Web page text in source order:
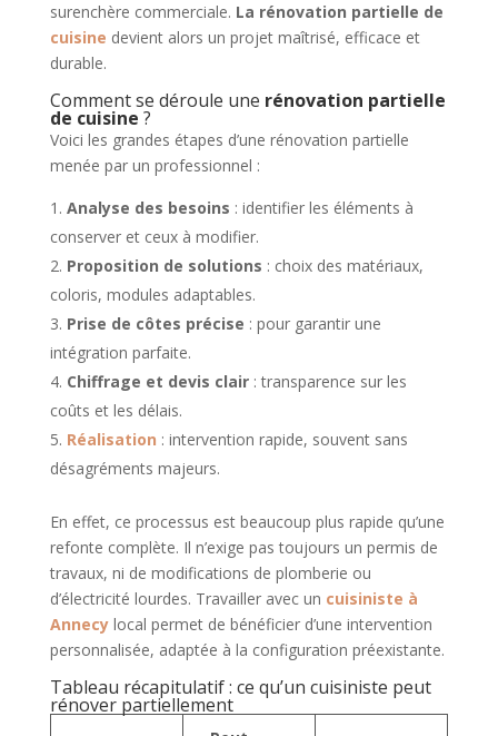
surenchère commerciale. La rénovation partielle de
cuisine devient alors un projet maîtrisé, efficace et
durable.
Comment se déroule une rénovation partielle
de cuisine ?
Voici les grandes étapes d’une rénovation partielle
menée par un professionnel :
Analyse des besoins : identifier les éléments à
conserver et ceux à modifier.
Proposition de solutions : choix des matériaux,
coloris, modules adaptables.
Prise de côtes précise : pour garantir une
intégration parfaite.
Chiffrage et devis clair: transparence sur les
coûts et les délais.
Réalisation : intervention rapide, souvent sans
désagréments majeurs.
En effet, ce processus est beaucoup plus rapide qu’une
refonte complète. Il n’exige pas toujours un permis de
travaux, ni de modifications de plomberie ou
d’électricité lourdes. Travailler avec un cuisiniste à
Annecylocal permet de bénéficier d’une intervention
personnalisée, adaptée à la configuration préexistante.
Tableau récapitulatif : ce qu’un cuisiniste peut
rénover partiellement